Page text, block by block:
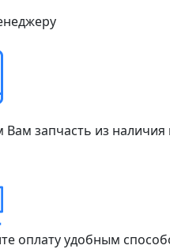
запчасть из
оплату удобным